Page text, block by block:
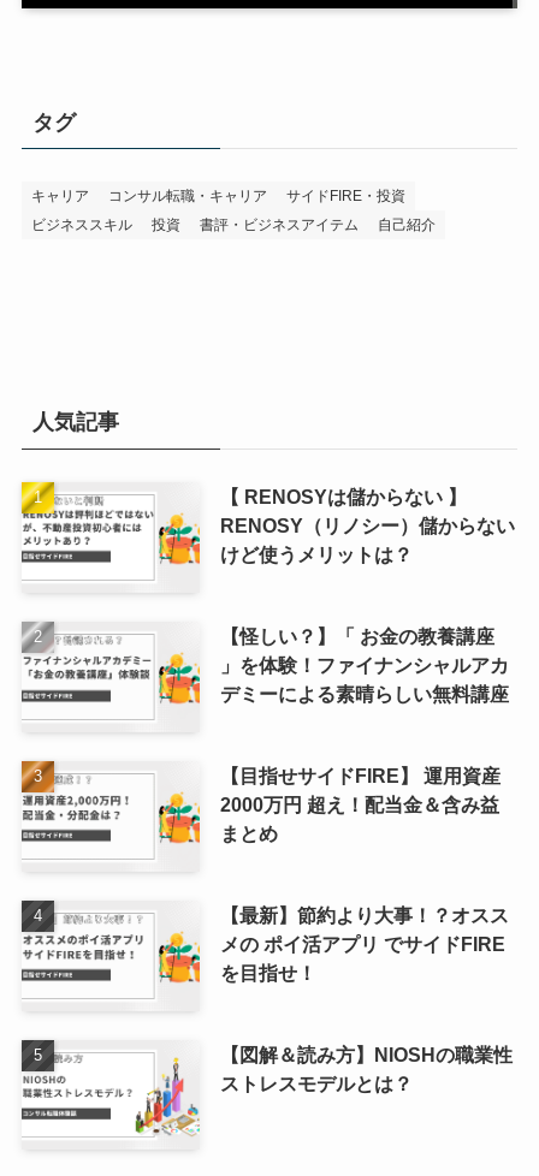
タグ
キャリア コンサル転職・キャリア
サイドFIRE・投資
ビジネススキル
投資 書評・ビジネスアイテム 自己紹介
人気記事
【 RENOSYは儲からない 】
RENOSY（リノシー）儲からない
けど使うメリットは？
【怪しい？】「 お金の教養講座
」を体験！ファイナンシャルアカ
デミーによる素晴らしい無料講座
【目指せサイドFIRE】 運用資産
2000万円 超え！配当金＆含み益
まとめ
【最新】節約より大事！？オスス
メの ポイ活アプリ でサイドFIRE
を目指せ！
【図解＆読み方】NIOSHの職業性
ストレスモデルとは？